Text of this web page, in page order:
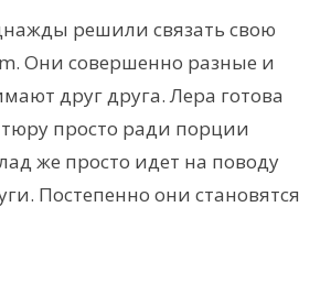
решили связать свою
Они совершенно разные и
друг друга. Лера готова
просто ради порции
же просто идет на поводу
Постепенно они становятся